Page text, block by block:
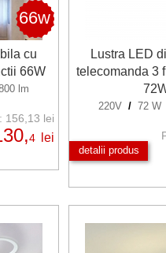
66w
cu
66W
lm
156,13 lei
4 lei
Lustra LED
telecomanda 3
220V / 72 W
detalii produs